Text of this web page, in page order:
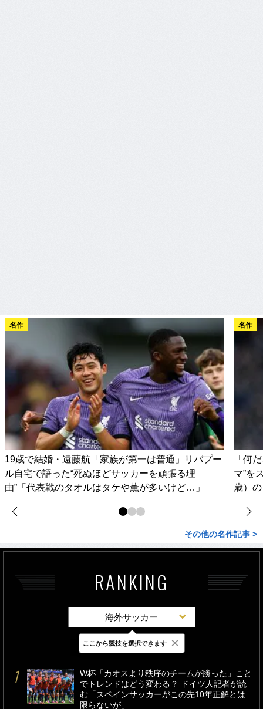
名作
19歳で結婚・遠藤航「家族が第一は普通」リバプー
ル自宅で語った“死ぬほどサッカーを頑張る理
由”「代表戦のタオルはタケや薫が多いけど…」
名作
「何
マ”を
歳）
その他の名作記事 >
RANKING
海外サッカー
最新 24時間 週間
W杯「カオスより秩序のチームが勝った」こと
でトレンドはどう変わる？ ドイツ人記者が読
む「スペインサッカーがこの先10年正解とは
限らないが」
ここから競技を選択できます ×